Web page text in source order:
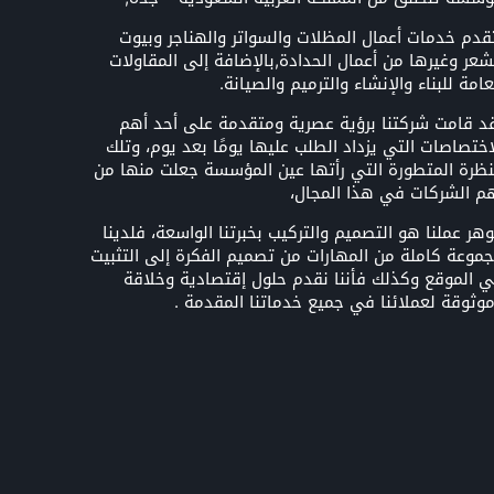
خدمات أعمال المظلات والسواتر والهناجر وبيوت
وغيرها من أعمال الحدادة,بالإضافة إلى المقاولات
للبناء والإنشاء والترميم والصيانة.
قامت شركتنا برؤية عصرية ومتقدمة على أحد أهم
التي يزداد الطلب عليها يومًا بعد يوم، وتلك
المتطورة التي رأتها عين المؤسسة جعلت منها من
الشركات في هذا المجال،
عملنا هو التصميم والتركيب بخبرتنا الواسعة، فلدينا
كاملة من المهارات من تصميم الفكرة إلى التثبيت
الموقع وكذلك فأننا نقدم حلول إقتصادية وخلاقة
لعملائنا في جميع خدماتنا المقدمة .